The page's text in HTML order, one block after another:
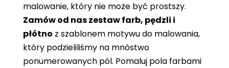
malowanie, który nie może być prostszy.
Zamów od nas zestaw farb, pędzli i
płótno z szablonem motywu do malowania,
który podzieliliśmy na mnóstwo
ponumerowanych pól. Pomaluj pola farbami